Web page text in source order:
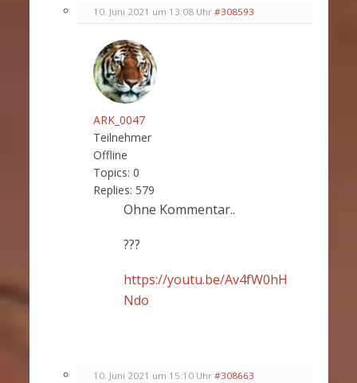
10. Juni 2021 um 13:08 Uhr #308593
ARK_0047
Teilnehmer
Offline
Topics: 0
Replies: 579
Ohne Kommentar..
???
https://youtu.be/Av4fW0hH
Ndo
10. Juni 2021 um 15:10 Uhr #308663